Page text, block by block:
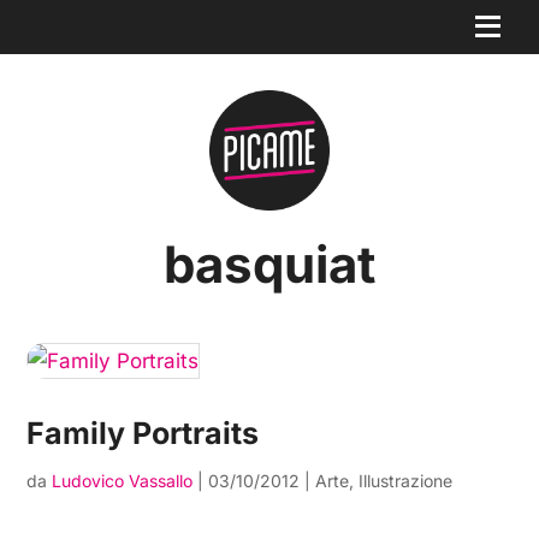
basquiat
Family Portraits
da Ludovico Vassallo 03/10/2012 Arte, Illustrazione